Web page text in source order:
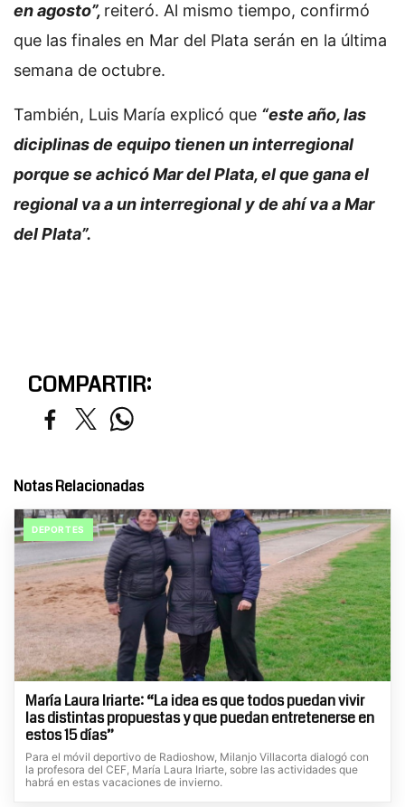
en agosto”, reiteró. Al mismo tiempo, confirmó
que las finales en Mar del Plata serán en la última
semana de octubre.
También, Luis María explicó que “este año, las
diciplinas de equipo tienen un interregional
porque se achicó Mar del Plata, el que gana el
regional va a un interregional y de ahí va a Mar
del Plata”.
COMPARTIR:
Notas Relacionadas
DEPORTES
María Laura Iriarte: “La idea es que todos puedan vivir
las distintas propuestas y que puedan entretenerse en
estos 15 días”
Para el móvil deportivo de Radioshow, Milanjo Villacorta dialogó con
la profesora del CEF, María Laura Iriarte, sobre las actividades que
habrá en estas vacaciones de invierno.